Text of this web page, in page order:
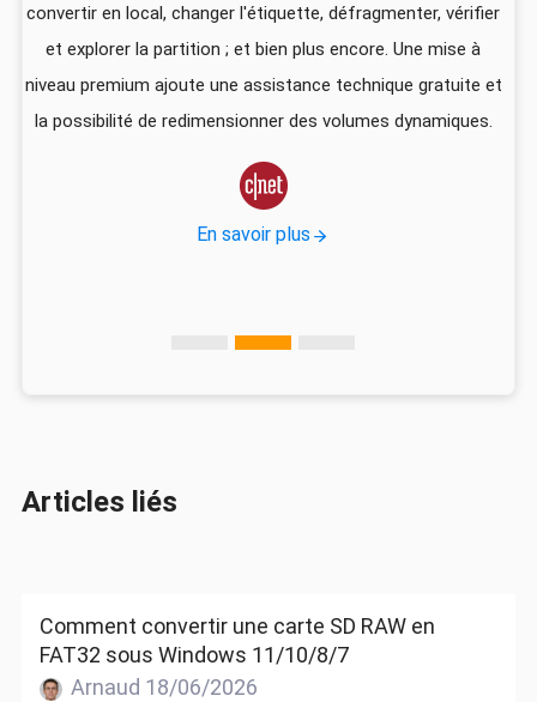
convertir en local, changer l'étiquette, défragmenter, vérifier
et explorer la partition ; et bien plus encore. Une mise à
niveau premium ajoute une assistance technique gratuite et
la possibilité de redimensionner des volumes dynamiques.

En savoir plus
Articles liés
Comment convertir une carte SD RAW en
FAT32 sous Windows 11/10/8/7
Arnaud 18/06/2026